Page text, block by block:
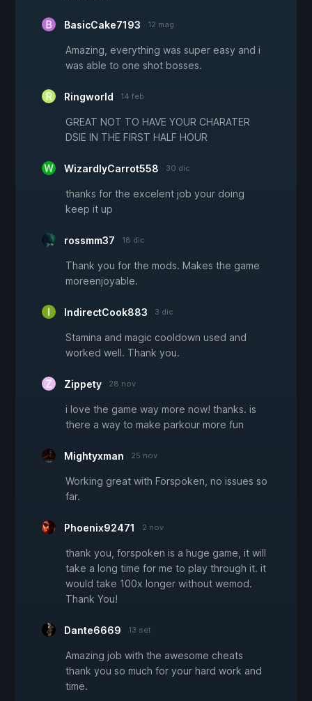
BasicCake7193 12 mag
Amazing, everything was super easy and i
was able to one shot bosses.
Ringworld 14 feb
GREAT NOT TO HAVE YOUR CHARATER
DSIE IN THE FIRST HALF HOUR
WizardlyCarrot558 30 dic
thanks for the excelent job your doing
keep it up
rossmm37 18 dic
Thank you for the mods. Makes the game
moreenjoyable.
IndirectCook883 3 dic
Stamina and magic cooldown used and
worked well. Thank you.
Zippety 28 nov
i love the game way more now! thanks. is
there a way to make parkour more fun
Mightyxman 25 nov
Working great with Forspoken, no issues so
far.
Phoenix92471 2 nov
thank you, forspoken is a huge game, it will
take a long time for me to play through it. it
would take 100x longer without wemod.
Thank You!
Dante6669 13 set
Amazing job with the awesome cheats
thank you so much for your hard work and
time.